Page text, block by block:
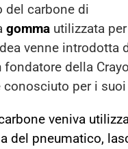
del carbone di
gomma utilizzata
venne introdotta
fondatore della
per i
veniva
del pneumatico,